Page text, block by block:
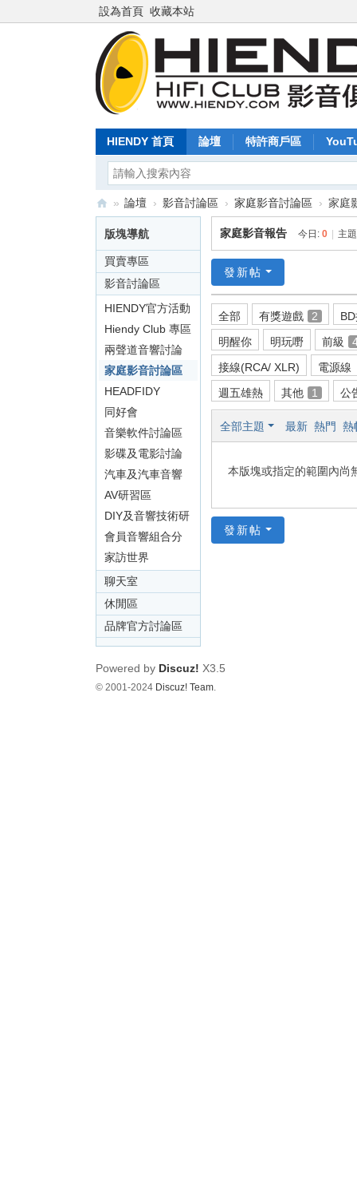
設為首頁 收藏本站
HIENDY 首頁 論壇 特許商戶區
Hi
en
dy
.c
影
音
俱
樂
部
» 論壇 › 影音討論區 › 家庭影音討論區 › 家庭
版塊導航
買賣專區
影音討論區
HIENDY官方活動
及專訪
Hiendy Club 專區
兩聲道音響討論
區
家庭影音討論區
HEADFIDY
同好會
音樂軟件討論區
影碟及電影討論
區
汽車及汽車音響
討論區
AV研習區
DIY及音響技術研
討區
會員音響組合分
享區
家訪世界
聊天室
休閒區
品牌官方討論區
家庭影音報告 今日: 0 主
發新帖
全部 有獎遊戲 2
明醒你
明玩嘢 前級
接線(RCA/ XLR)
電源線
週五雄熱
其他 1 公
全部主題 最新 熱門 熱
本版塊或指定的範圍內尚
發新帖
Powered by Discuz! X3.5
© 2001-2024 Discuz! Team.